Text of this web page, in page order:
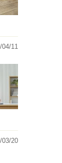
04/11
03/20